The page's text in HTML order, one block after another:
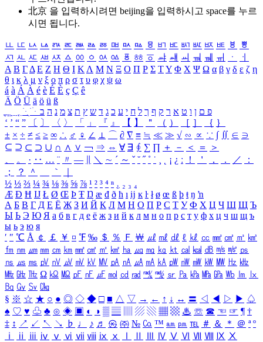
北京 을 입력하시려면 beijing을 입력하시고 space를 누르
시면 됩니다.
ㅥ ㅦ ㅧ ㅨ ㅩ ㅪ ㅫ ㅬ ㅭ ㅮ ㅯ ㅰ ㅱ ㅲ ㅳ ㅴ ㅵ ㅶ ㅷ ㅸ
ㅹ
ㅺ ㅻ ㅼ ㅽ ㅾ ㅿ ㆀ ㆁ ㆂ ㆃ ㆄ ㆅ ㆆ ㆇ ㆈ ㆉ ㆊ ㆋ ㆌ ㆍ
ㆎ
Α Β ΓΔ Ε Ζ Η Θ Ι ΚΛ Μ Ν Ξ Ο Π Ρ Σ ΤΥ Φ Χ Ψ Ω α β γ δ ε ζ η
θ ι κ λ μ ν ξ ο π ρ σ τ υ φ χ ψ ω
á à Á À é è É È ç Ç ê
Ä Ö Ü ä ö ü ß
ִֶֹ ֻּ ׁׂ פ ם ן ו ט א ר ק ף ך ל ח י ע כ ג ד ש ץ ת צ מ נ ה ב
‘ ’ “ ” 〔 〕 〈 〉 「 」 『 』 【 】 ＂ （ ） ［ ］ ｛ ｝
± × ÷ ≠ ≤ ≥ ∞ ∴ ♂ ♀ ∠ ⊥ ⌒ ∂ ∇ ≡ ≒ ≪ ≫ √ ∽ ∝ ∵ ∫ ∬ ∈ ∋
⊆ ⊇ ⊂ ⊃ ∪ ∩ ∧ ∨ ￢ ⇒ ⇔ ∀ ∃ ∮ ∑ ∏ ＋ － ＜ ＝
＞
、
。 · ‥ … ¨ 〃 ― ＼ ∼ ´ ～ ˇ ˘ ˝ ˚ ˙ ¸ ¡ ¿ ː ！ ＇ ， ． ／
：
；
？ ＾ ｀
½ ⅓ ⅔ ¼ ¾ ⅛ ⅜ ⅝ ⅞ ¹ ² ³ ⁴ ⁿ ₁ ₂ ₃ ₄
Æ Ð Ħ Ĳ Ł Ø Œ Þ Ŧ Ŋ æ đ ð ħ ı ĳ ĸ ŀ ł ø œ ß þ ŧ ŋ ŉ
А Б В Г Д Е Ё Ж З И Й К Л М Н О П Р С Т У Ф Х Ц Ч Ш Щ Ъ
Ы Ь Э Ю Я а б в г д е ё ж з и й к л м н о п р с т у ф х ц ч ш щ ъ
ы ь э ю я
′ ″ ℃ Å ￠ ￡ ￥ ¤ ℉ ‰ ＄ ％ Ｆ ￦ ㎕ ㎖ ㎗ ℓ ㎘ ㏄ ㎣ ㎤ ㎥ ㎦
㎙ ㎚ ㎛ ㎜ ㎝ ㎞ ㎟ ㎠ ㎡ ㎢ ㏊ ㎍ ㎎ ㎏ ㏏ ㎈ ㎉ ㏈ ㎧ ㎨ ㎰
㎱ ㎲ ㎳ ㎴ ㎵ ㎶ ㎷ ㎸ ㎹ ㎀ ㎁ ㎂ ㎃ ㎄ ㎺ ㎻ ㎽ ㎾ ㎿ ㎐ ㎑
㎒ ㎓ ㎔ Ω ㏀ ㏁ ㎊ ㎋ ㎌ ㏖ ㏅ ㎭ ㎮ ㎯ ㏛ ㎩ ㎪ ㎫ ㎬ ㏝ ㏐
㏓
㏃ ㏉ ㏜ ㏆
§ ※ ☆ ★ ○ ● ◎ ◇ ◆ □ ■ △ ▽ → ← ↑ ↓ ↔ 〓 ◁ ◀ ▷ ▶ ♤
♠ ♡ ♥ ♧ ♣ ⊙ ◈ ▣ ◐ ◑ ▒ ▤ ▨ ▧ ▦ ▩ ♨ ☏ ☎ ☜ ☞ ¶ †
‡ ↕ ↗ ↙ ↖ ↘ ♭ ♩ ♪ ♬ ㉿ ㈜ № ㏇ ™ ㏂ ㏘ ℡ ＃ ＆ ＊ ＠ ª º
ⅰ
ⅱ ⅲ ⅳ ⅴ ⅵ ⅶ ⅷ ⅸ ⅹ Ⅳ Ⅴ Ⅵ Ⅶ Ⅷ Ⅸ Ⅹ